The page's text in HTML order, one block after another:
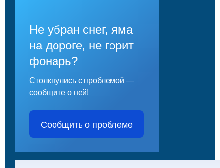
Не убран снег, яма
на дороге, не горит
фонарь?
Столкнулись с проблемой —
сообщите о ней!
Сообщить о проблеме